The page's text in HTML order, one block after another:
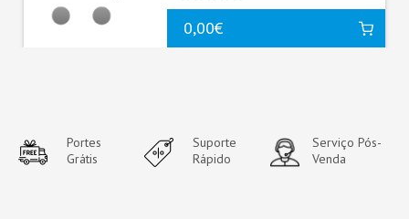
0,00€
Portes
Grátis
Suporte
Rápido
Serviço Pós-
Venda